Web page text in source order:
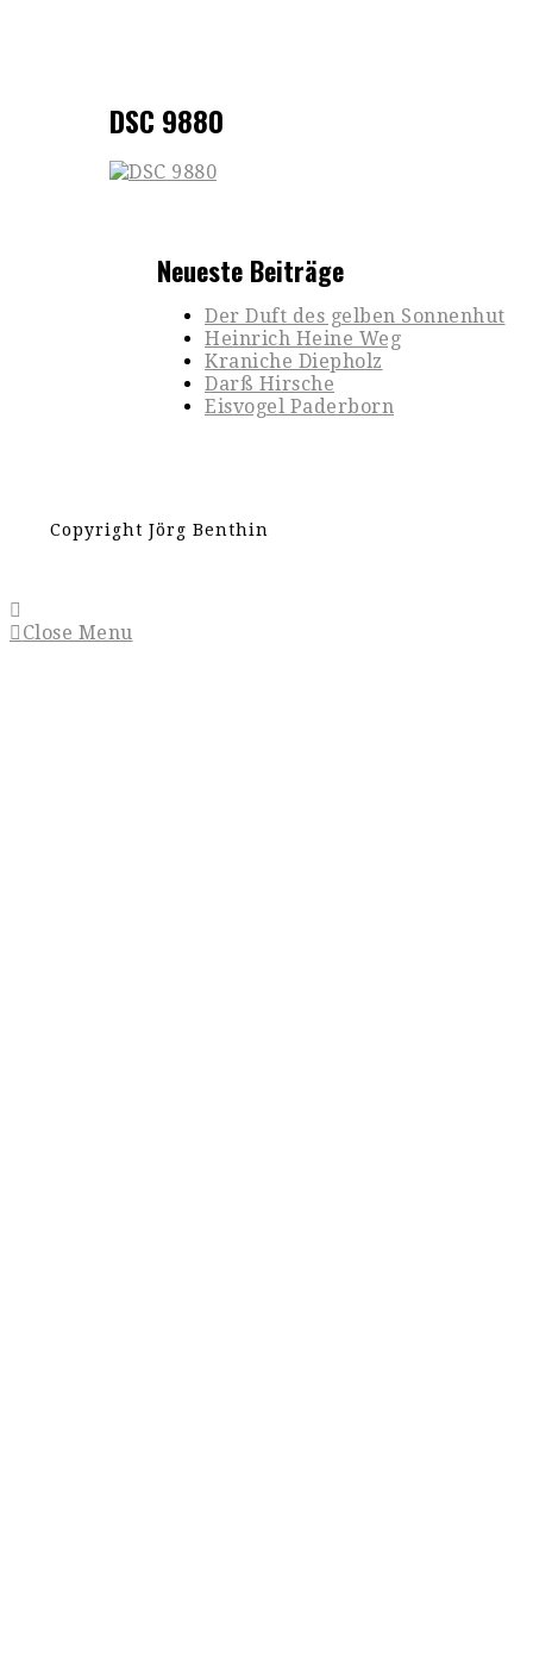
DSC 9880
Neueste Beiträge
Der Duft des gelben Sonnenhut
Heinrich Heine Weg
Kraniche Diepholz
Darß Hirsche
Eisvogel Paderborn
Copyright Jörg Benthin
Close Menu